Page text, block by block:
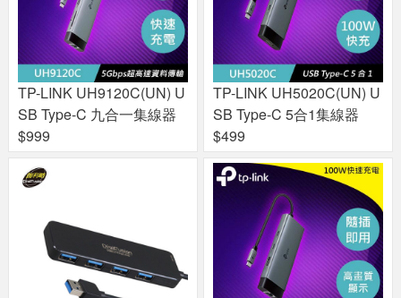
TP-LINK UH9120C(UN) U
SB Type-C 九合一集線器
$999
TP-LINK UH5020C(UN) U
SB Type-C 5合1集線器
$499